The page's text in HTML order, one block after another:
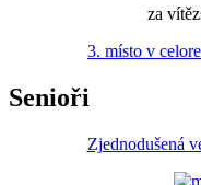
za
3. místo v
Senioři
Zjednodušená